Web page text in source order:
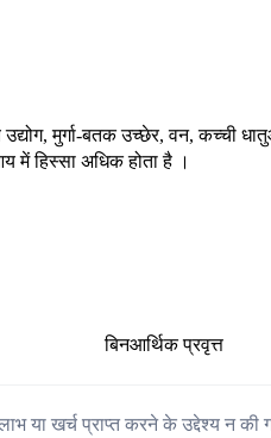
मुर्गा-बतक उच्छेर, वन, कच्ची
में हिस्सा अधिक होता है ।
बिनआर्थिक प्रवृत्त
लाभ या खर्च प्राप्त करने के उद्देश्य न की